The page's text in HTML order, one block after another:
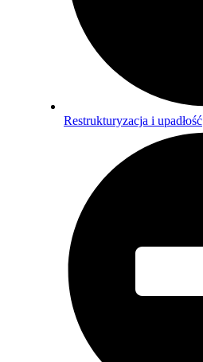
Restrukturyzacja i upadłość